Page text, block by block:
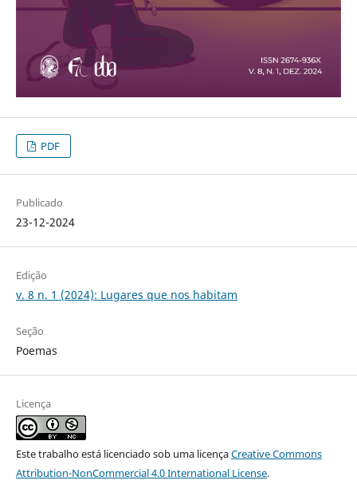
PDF
Publicado
23-12-2024
Edição
v. 8 n. 1 (2024): Lugares que nos habitam
Seção
Poemas
Licença
Este trabalho está licenciado sob uma licençaCreative Commons
Attribution-NonCommercial 4.0 International License.